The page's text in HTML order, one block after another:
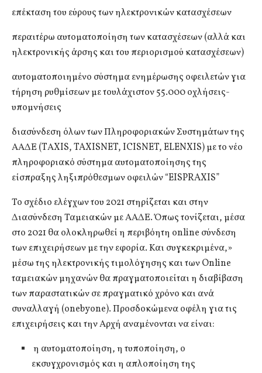
επέκταση του εύρους των ηλεκτρονικών κατασχέσεων
περαιτέρω αυτοματοποίηση των κατασχέσεων (αλλά και
ηλεκτρονικής άρσης και του περιορισμού κατασχέσεων)
αυτοματοποιημένο σύστημα ενημέρωσης οφειλετών για
τήρηση ρυθμίσεων με τουλάχιστον 55.000 οχλήσεις-
υπομνήσεις
διασύνδεση όλων των Πληροφοριακών Συστημάτων της
ΑΑΔΕ (TΑXIS, TAXISNET, ICISNET, ELENXIS) με το νέο
πληροφοριακό σύστημα αυτοματοποίησης της
είσπραξης ληξιπρόθεσμων οφειλών “EISPRAXIS”
Το σχέδιο ελέγχων του 2021 στηρίζεται και στην
Διασύνδεση Ταμειακών με ΑΑΔΕ. Όπως τονίζεται, μέσα
στο 2021 θα ολοκληρωθεί η περιβόητη online σύνδεση
των επιχειρήσεων με την εφορία. Και συγκεκριμένα,»
μέσω της ηλεκτρονικής τιμολόγησης και των Online
ταμειακών μηχανών θα πραγματοποιείται η διαβίβαση
των παραστατικών σε πραγματικό χρόνο και ανά
συναλλαγή (onebyone). Προσδοκώμενα οφέλη για τις
επιχειρήσεις και την Αρχή αναμένονται να είναι:
η αυτοματοποίηση, η τυποποίηση, ο
εκσυγχρονισμός και η απλοποίηση της